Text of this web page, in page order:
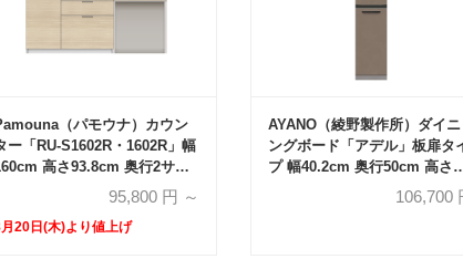
（パモウナ）カウン
ー「RU-S1602R・1602R」幅
高さ93.8cm 奥行2サイ
ズ（44.5cm・50cm）全4色
95,800 円 ～
20日(木)より値上げ
AYANO（綾野製作所）ダイニ
ングボード「アデル」板扉タ
プ 幅40.2cm 奥行50cm 高さ
106,700